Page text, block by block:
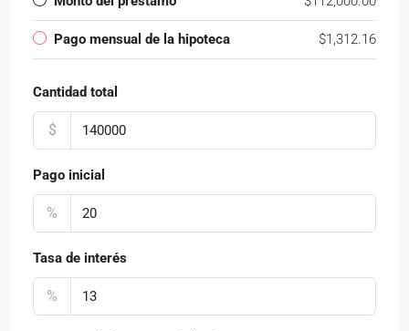
Pago mensual de la hipoteca $1,312.16
Cantidad total
$
Pago inicial
%
Tasa de interés
%